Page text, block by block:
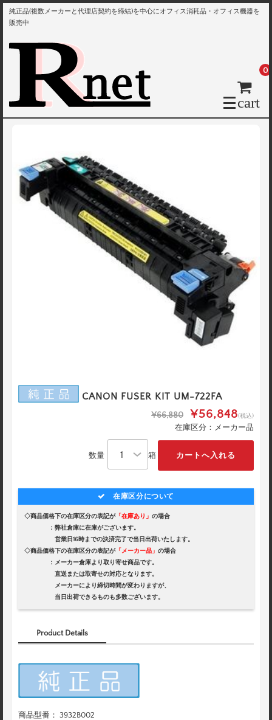
純正品(複数メーカーと代理店契約を締結)を中心にオフィス消耗品・オフィス機器を
販売中
cart
0
CANON FUSER KIT UM-722FA
¥66,880 ¥56,848(税込)
在庫区分：メーカー品
数量 箱
在庫区分について
◇商品価格下の在庫区分の表記が「在庫あり」 の場合
：弊社倉庫に在庫がございます。
営業日16時までの決済完了で当日出荷いたします。
◇商品価格下の在庫区分の表記が「メーカー品」 の場合
：メーカー倉庫より取り寄せ商品です。
直送または取寄せの対応となります。
メーカーにより締切時間が変わりますが、
当日出荷できるものも多数ございます。
Product Details
商品型番： 3932B002